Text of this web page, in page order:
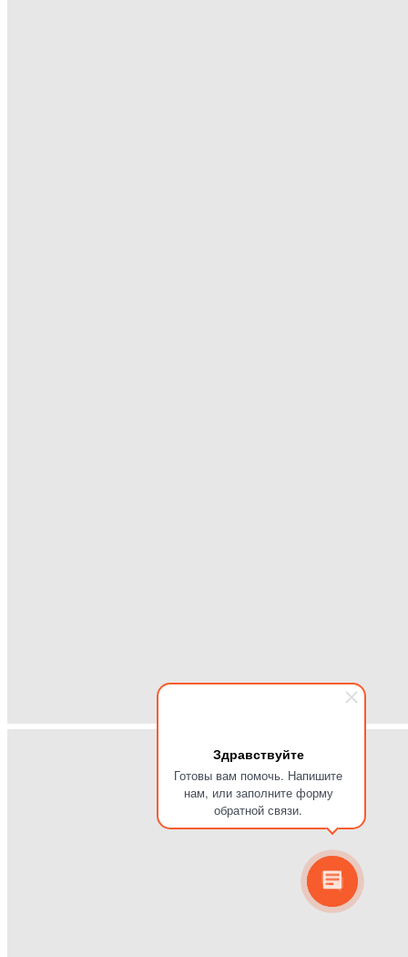
Здравствуйте
Готовы вам помочь. Напишите
нам, или заполните форму
обратной связи.